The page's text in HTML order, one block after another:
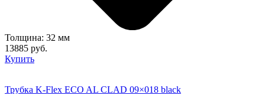
Толщина: 32 мм
13885 руб.
Купить
Трубка K-Flex ECO AL CLAD 09×018 black